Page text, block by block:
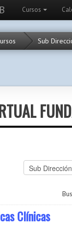
Cursos
Sub
Clínicas